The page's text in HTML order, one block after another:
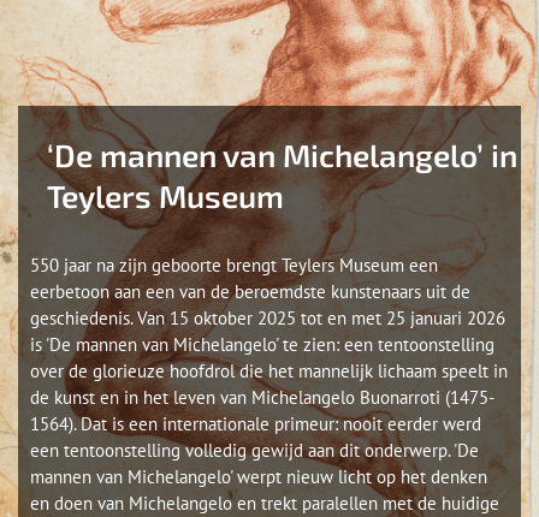
‘De mannen van Michelangelo’ in
Teylers Museum
550 jaar na zijn geboorte brengt Teylers Museum een
eerbetoon aan een van de beroemdste kunstenaars uit de
geschiedenis. Van 15 oktober 2025 tot en met 25 januari 2026
is 'De mannen van Michelangelo' te zien: een tentoonstelling
over de glorieuze hoofdrol die het mannelijk lichaam speelt in
de kunst en in het leven van Michelangelo Buonarroti (1475-
1564). Dat is een internationale primeur: nooit eerder werd
een tentoonstelling volledig gewijd aan dit onderwerp. 'De
mannen van Michelangelo' werpt nieuw licht op het denken
en doen van Michelangelo en trekt paralellen met de huidige